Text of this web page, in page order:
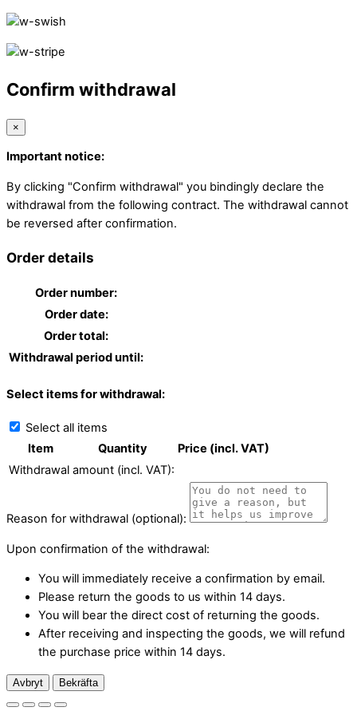
Confirm withdrawal
×
Important notice:
By clicking "Confirm withdrawal" you bindingly declare the
withdrawal from the following contract. The withdrawal cannot
be reversed after confirmation.
Order details
Order number:
Order date:
Order total:
Withdrawal period until:
Select items for withdrawal:
Select all items
Item
Quantity
Price (incl. VAT)
Withdrawal amount (incl. VAT):
Reason for withdrawal (optional):
Upon confirmation of the withdrawal:
You will immediately receive a confirmation by email.
Please return the goods to us within 14 days.
You will bear the direct cost of returning the goods.
After receiving and inspecting the goods, we will refund
the purchase price within 14 days.
Avbryt Bekräfta